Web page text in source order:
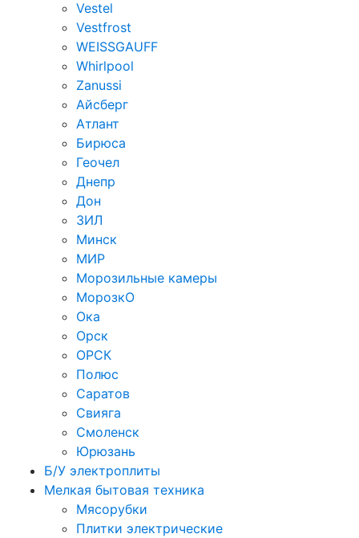
Vestel
Vestfrost
WEISSGAUFF
Whirlpool
Zanussi
Айсберг
Атлант
Бирюса
Геочел
Днепр
Дон
ЗИЛ
Минск
МИР
Морозильные камеры
МорозкО
Ока
Орск
ОРСК
Полюс
Саратов
Свияга
Смоленск
Юрюзань
Б/У электроплиты
Мелкая бытовая техника
Мясорубки
Плитки электрические